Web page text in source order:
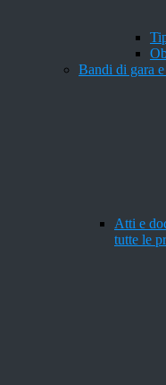
Bandi di gara
Atti e
tutte le